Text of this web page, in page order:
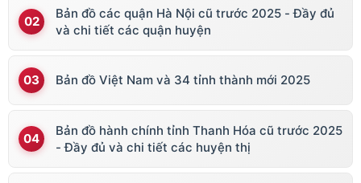
Bản đồ các quận Hà Nội cũ trước 2025 - Đầy đủ
và chi tiết các quận huyện
Bản đồ Việt Nam và 34 tỉnh thành mới 2025
Bản đồ hành chính tỉnh Thanh Hóa cũ trước 2025
- Đầy đủ và chi tiết các huyện thị